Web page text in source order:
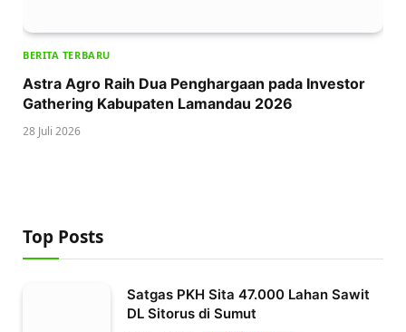
BERITA TERBARU
Astra Agro Raih Dua Penghargaan pada Investor
Gathering Kabupaten Lamandau 2026
28 Juli 2026
Top Posts
Satgas PKH Sita 47.000 Lahan Sawit
DL Sitorus di Sumut